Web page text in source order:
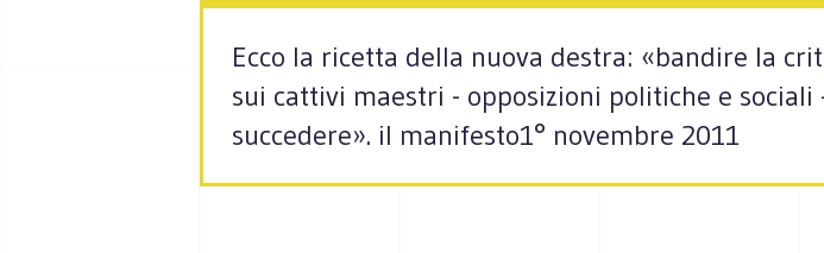
Ecco la ricetta della nuova destra: «bandire la
sui cattivi maestri - opposizioni politiche e
succedere». il manifesto1° novembre 2011